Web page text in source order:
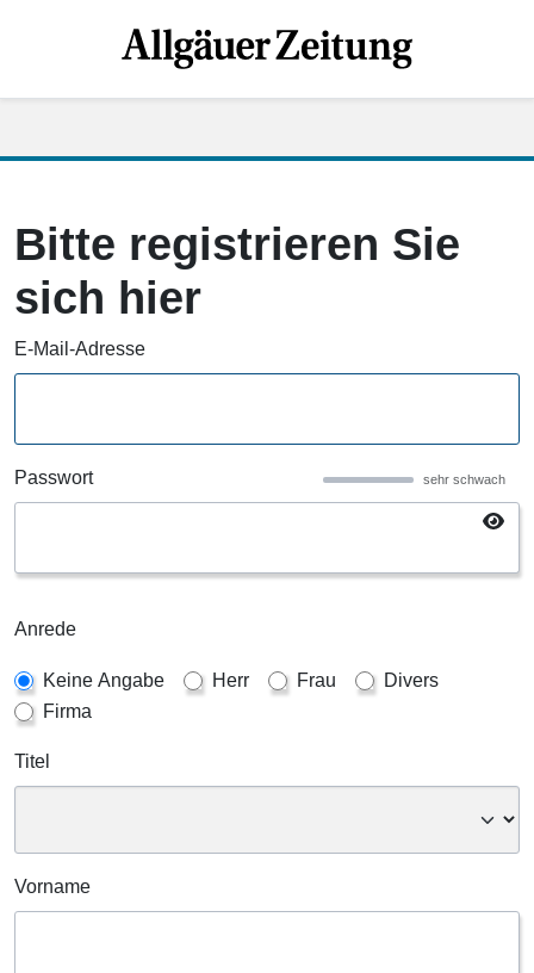
Bitte registrieren Sie
sich hier
E-Mail-Adresse
Passwort sehr schwach
Anrede
Keine Angabe Herr Frau
Divers
Firma
Titel
Vorname